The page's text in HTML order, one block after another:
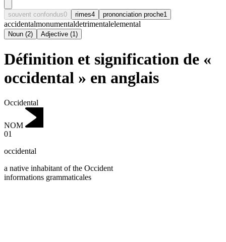
souvent confondus0 rimes4 prononciation proche1
accidentalmonumentaldetrimentalelemental
Noun (2) Adjective (1)
Définition et signification de «
occidental » en anglais
Occidental
NOM
01
occidental
a native inhabitant of the Occident
informations grammaticales